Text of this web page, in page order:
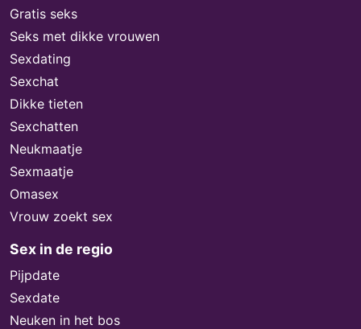
Gratis seks
Seks met dikke vrouwen
Sexdating
Sexchat
Dikke tieten
Sexchatten
Neukmaatje
Sexmaatje
Omasex
Vrouw zoekt sex
Sex in de regio
Pijpdate
Sexdate
Neuken in het bos